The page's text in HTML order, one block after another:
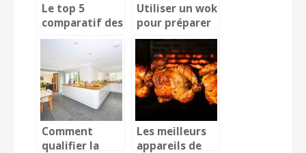
Le top 5
comparatif des
meilleures
fontaines a
chocolat en
2022
Utiliser un wok
pour préparer
ses recettes
sur une plaque
en
vitrocéramique
Comment
qualifier la
Les meilleurs
appareils de